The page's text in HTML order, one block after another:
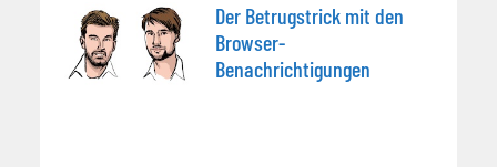
Der Betrugstrick mit den
Browser-
Benachrichtigungen